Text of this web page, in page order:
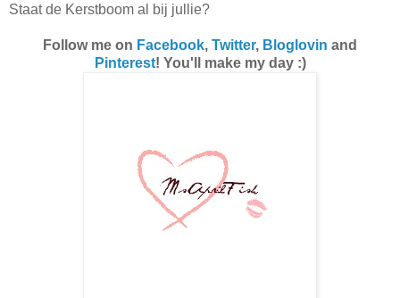
Staat de Kerstboom al bij jullie?
Follow me on Facebook, Twitter, Bloglovin and
Pinterest! You'll make my day :)